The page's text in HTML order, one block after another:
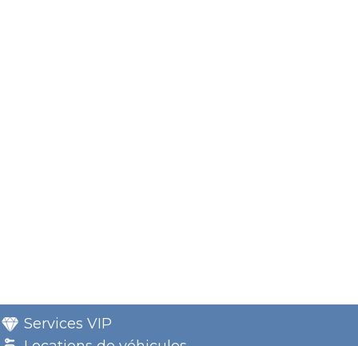
Services VIP